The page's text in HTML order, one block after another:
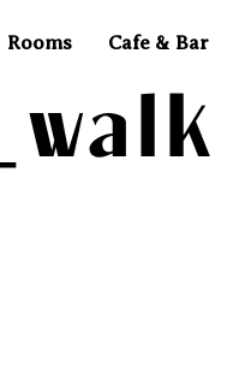
Rooms Cafe & Bar